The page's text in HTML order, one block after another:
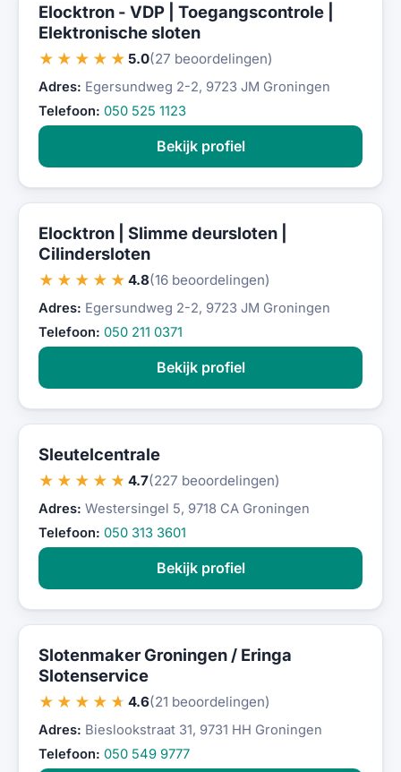
Elocktron - VDP | Toegangscontrole |
Elektronische sloten
★★★★★ 5.0(27 beoordelingen)
Adres: Egersundweg 2-2, 9723 JM Groningen
Telefoon: 050 525 1123
Bekijk profiel
Elocktron | Slimme deursloten |
Cilindersloten
★★★★★ 4.8(16 beoordelingen)
Adres: Egersundweg 2-2, 9723 JM Groningen
Telefoon: 050 211 0371
Bekijk profiel
Sleutelcentrale
★★★★★ 4.7(227 beoordelingen)
Adres: Westersingel 5, 9718 CA Groningen
Telefoon: 050 313 3601
Bekijk profiel
Slotenmaker Groningen / Eringa
Slotenservice
★★★★★ 4.6(21 beoordelingen)
Adres: Bieslookstraat 31, 9731 HH Groningen
Telefoon: 050 549 9777